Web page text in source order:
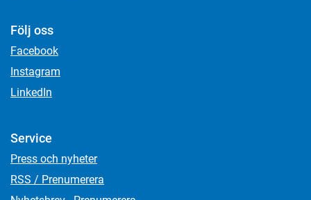
Följ oss
Facebook
Instagram
LinkedIn
Service
Press och nyheter
RSS / Prenumerera